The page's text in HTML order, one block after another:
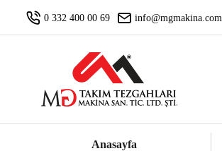
0 332 400 00 69 info@mgmakina.com
Anasayfa